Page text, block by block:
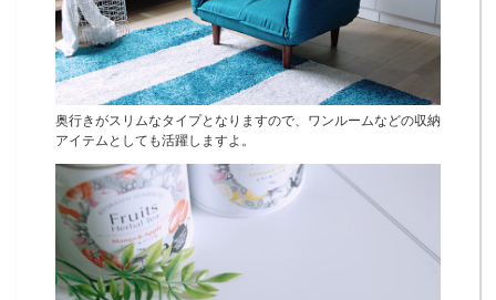
奥行きがスリムなタイプとなりますので、ワンルームなどの収納
アイテムとしても活躍しますよ。